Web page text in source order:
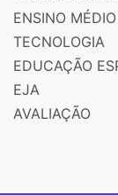
ENSINO MÉDIO
TECNOLOGIA
EDUCAÇÃO
EJA
AVALIAÇÃO